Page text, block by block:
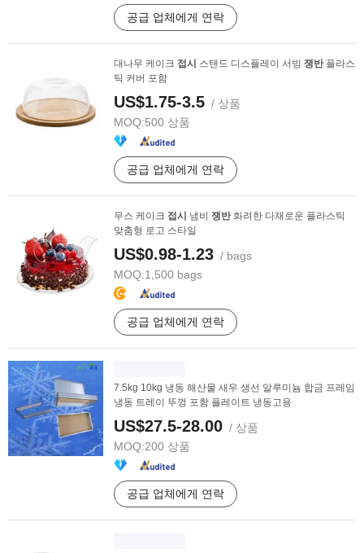
공급 업체에게 연락
대나무 케이크 접시 스탠드 디스플레이 서빙 쟁반플라스
틱 커버 포함
US$1.75-3.5 / 상품
MOQ:500 상품
공급 업체에게 연락
무스 케이크 접시 냄비 쟁반화려한 다채로운 플라스틱
맞춤형 로고 스타일
US$0.98-1.23 / bags
MOQ:1,500 bags
공급 업체에게 연락
7.5kg 10kg 냉동 해산물 새우 생선 알루미늄 합금 프레임
냉동 트레이 뚜껑 포함 플레이트 냉동고용
US$27.5-28.00 / 상품
MOQ:200 상품
공급 업체에게 연락